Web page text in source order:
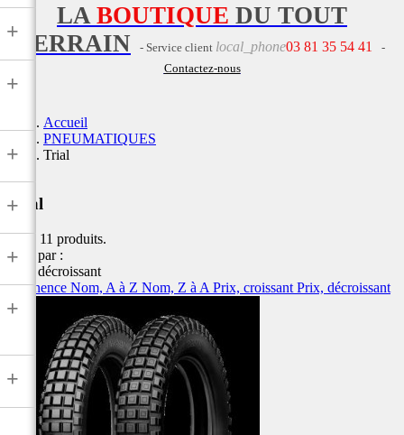
+
+
+
+
+
+
+
LA BOUTIQUE DU TOUT
TERRAIN
- Service client local_phone03 81 35 54 41
-
Contactez-nous
Accueil
PNEUMATIQUES
Trial
Trial
Il y a 11 produits.
Trier par :
Prix, décroissant
Pertinence Nom, A à Z Nom, Z à A Prix, croissant Prix, décroissant